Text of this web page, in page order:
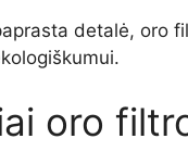
detalė, oro
oro